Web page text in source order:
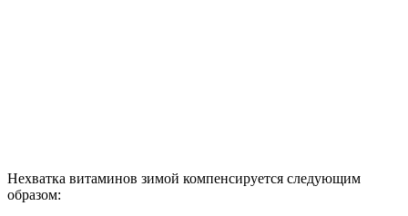
Нехватка витаминов зимой компенсируется следующим
образом: